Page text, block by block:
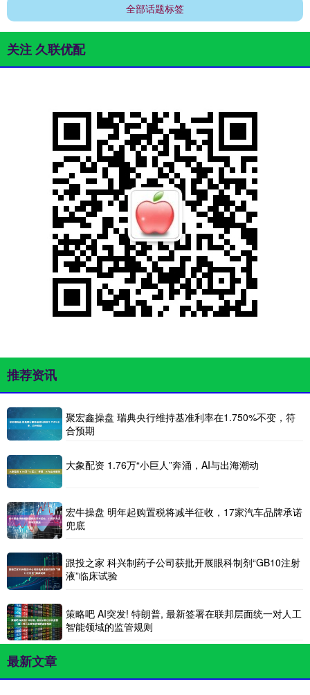
全部话题标签
关注 久联优配
推荐资讯
聚宏鑫操盘 瑞典央行维持基准利率在1.750%不变，符
合预期
大象配资 1.76万“小巨人”奔涌，AI与出海潮动
宏牛操盘 明年起购置税将减半征收，17家汽车品牌承诺
兜底
跟投之家 科兴制药子公司获批开展眼科制剂“GB10注射
液”临床试验
策略吧 AI突发! 特朗普, 最新签署在联邦层面统一对人工
智能领域的监管规则
最新文章